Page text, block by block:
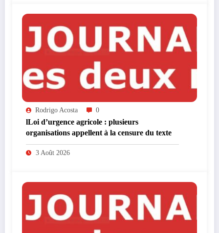
Rodrigo Acosta 0
lLoi d’urgence agricole : plusieurs
organisations appellent à la censure du texte
3 Août 2026